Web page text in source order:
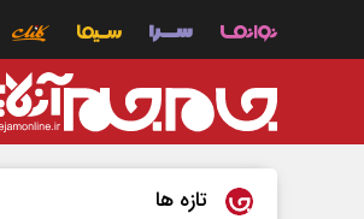
تازه ها